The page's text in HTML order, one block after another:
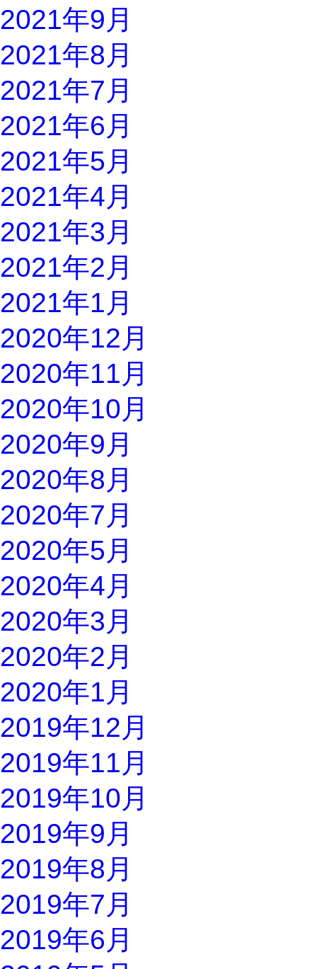
2021年9月
2021年8月
2021年7月
2021年6月
2021年5月
2021年4月
2021年3月
2021年2月
2021年1月
2020年12月
2020年11月
2020年10月
2020年9月
2020年8月
2020年7月
2020年5月
2020年4月
2020年3月
2020年2月
2020年1月
2019年12月
2019年11月
2019年10月
2019年9月
2019年8月
2019年7月
2019年6月